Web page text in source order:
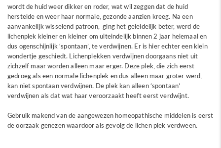
wordt de huid weer dikker en roder, wat wil zeggen dat de huid
herstelde en weer haar normale, gezonde aanzien kreeg. Na een
aanvankelijk wisselend patroon, ging het geleidelijk beter, werd de
lichenplek kleiner en kleiner om uiteindelijk binnen 2 jaar helemaal en
dus ogenschijnlijk ‘spontaan’, te verdwijnen. Er is hier echter een klein
wondertje geschiedt. Lichenplekken verdwijnen doorgaans niet uit
zichzelf maar worden alleen maar erger. Deze plek, die zich eerst
gedroeg als een normale lichenplek en dus alleen maar groter werd,
kan niet spontaan verdwijnen. De plek kan alleen ‘spontaan’
verdwijnen als dat wat haar veroorzaakt heeft eerst verdwijnt.
Gebruik makend van de aangewezen homeopathische middelen is eerst
de oorzaak genezen waardoor als gevolg de lichen plek verdween.